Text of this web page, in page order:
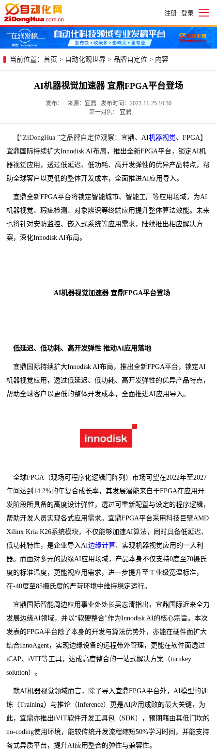
注册 | 登录
当前位置： 首页 > 自动化观世界 > 品牌自定位 > 内容
AI机器视觉加速器 宜鼎FPGA平台登场
发布： 来源：宜鼎 发布时间：2022-11-25 10:30
第一对焦：
宜鼎
【“ZiDongHua ”之品牌自定位观察： 宜鼎、AI机器视觉、FPGA】
宜鼎国际持续扩大Innodisk AI布局，推出全新FPGA平台，锁定AI机
器视觉应用，透过低延迟、低功耗、高开发弹性的优异产品特点，帮
助全球客户以更低的整体开发成本，全面推进AI应用导入。
宜鼎全新FPGA平台将锁定智能城市、智能工厂等应用场域，为AI
机器视觉、瑕疵检测、对象辨识等终端应用提升整体算法效能。未来
也将针对安防监控、嵌入式系统等应用需求，陆续推出相应解决方
案，深化Innodisk AI布局。
AI机器视觉加速器 宜鼎FPGA平台登场
低延迟、低功耗、高开发弹性 推动AI应用落地
宜鼎国际持续扩大Innodisk AI布局，推出全新FPGA平台，锁定AI
机器视觉应用，透过低延迟、低功耗、高开发弹性的优异产品特点，
帮助全球客户以更低的整体开发成本，全面推进AI应用导入。
全球FPGA（现场可程序化逻辑门阵列）市场可望在2022年至2027
年间达到14.2%的年复合成长率，其发展潜能来自于FPGA在应用开
发阶段所具备的高度设计弹性，透过可重新配置与设定的程序逻辑，
帮助开发人员实现各式应用需求。宜鼎FPGA平台采用科技巨擘AMD
Xilinx Kria K26系统模块，不仅能够加速AI算法，同时具备低延迟、
低功耗特性，是企业导入AI边缘计算、实现机器视觉应用的一大利
器。而面对多元的边缘AI应用场域，产品本身不仅支持0度至70摄氏
度的标准温度，更能视应用需求，进一步提升至工业级宽温标准，
在-40度至85摄氏度的严苛环境中维持稳定运行。
宜鼎国际智能周边应用事业处处长吴志清指出，宜鼎国际近来全力
发展边缘AI领域，并以“软硬整合”作为Innodisk AI的核心宗旨。本次
发表的FPGA平台除了本身的开发与算法优势外，亦能在硬件面扩大
结合InnoAgent，实现边缘设备的远程带外管理，更能在软件面透过
iCAP、iVIT等工具，达成高度整合的一站式解决方案（turnkey
solution）。
就AI机器视觉领域而言，除了导入宜鼎FPGA平台外，AI模型的训
练（Training）与推论（Inference）更是AI应用成败的最大关键，为
此，宜鼎亦推出iVIT软件开发工具包（SDK），预期藉由其低门坎的
no-coding使用环境，能较传统开发流程缩短50%学习时间，并能支持
各式异质平台，提升AI应用整合的弹性与兼容性。